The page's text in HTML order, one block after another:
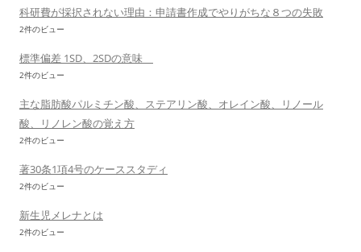
科研費が採択されない理由：申請書作成でやりがちな８つの失敗
2件のビュー
標準偏差 1SD、2SDの意味
2件のビュー
主な脂肪酸パルミチン酸、ステアリン酸、オレイン酸、リノール
酸、リノレン酸の覚え方
2件のビュー
著30条1項4号のケーススタディ
2件のビュー
新生児メレナとは
2件のビュー